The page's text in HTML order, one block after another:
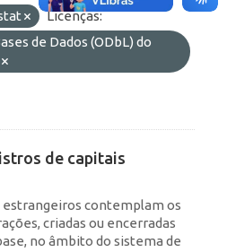
Licenças:
de Dados (ODbL) do
de capitais
estrangeiros contemplam os
criadas ou encerradas
no âmbito do sistema de